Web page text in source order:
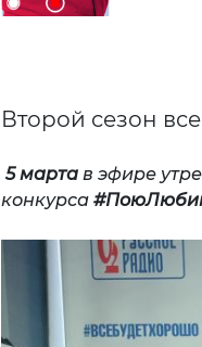
Второй сезон
5 марта в эфире
конкурса